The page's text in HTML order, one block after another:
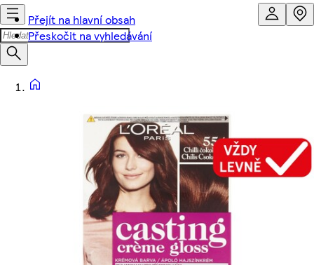
Přejít na hlavní obsah
Přeskočit na vyhledávání